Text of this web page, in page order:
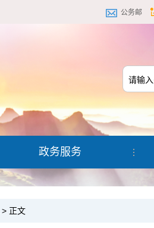
公务邮
政务服务
> 正文